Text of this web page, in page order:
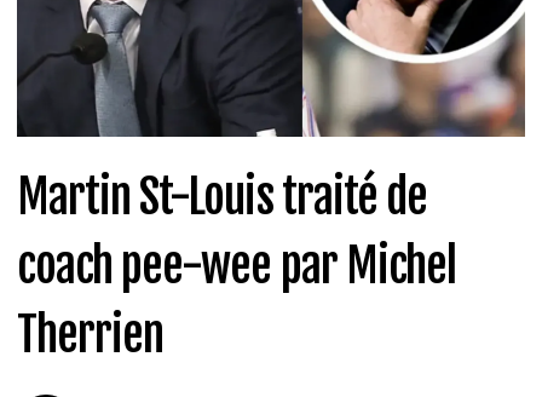
Martin St-Louis traité de
coach pee-wee par Michel
Therrien